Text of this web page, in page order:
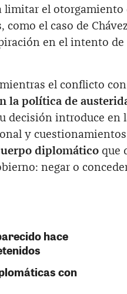
limitar el otorgamiento
como el caso de
en el intento de
el conflicto
la política de
decisión introduce en
y
diplomático que
negar o
hace
con